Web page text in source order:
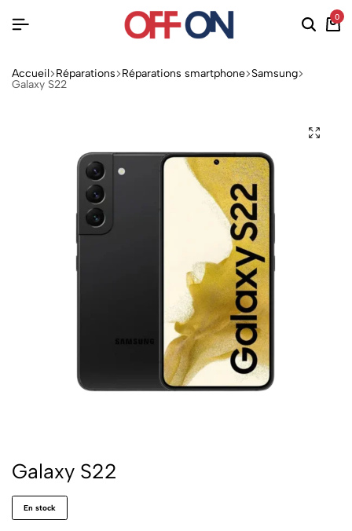
0
Accueil Réparations Réparations smartphone Samsung
Galaxy S22
Galaxy S22
En stock